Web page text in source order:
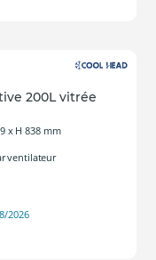
200L vitrée
x H 838 mm
ventilateur
2026